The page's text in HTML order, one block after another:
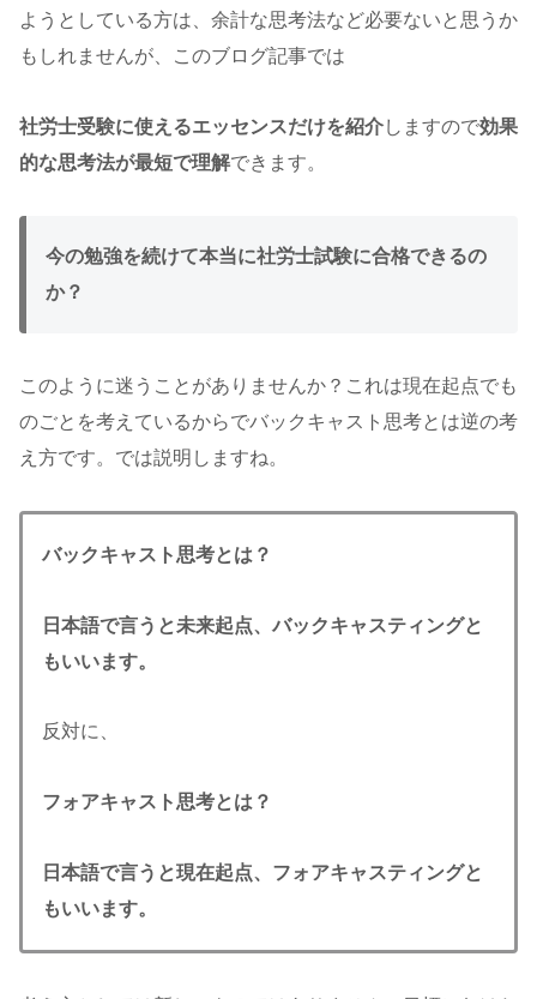
ようとしている方は、余計な思考法など必要ないと思うか
もしれませんが、このブログ記事では
社労士受験に使えるエッセンスだけを紹介しますので効果
的な思考法が最短で理解できます。
今の勉強を続けて本当に社労士試験に合格できるの
か？
このように迷うことがありませんか？これは現在起点でも
のごとを考えているからでバックキャスト思考とは逆の考
え方です。では説明しますね。
バックキャスト思考とは？
日本語で言うと未来起点、バックキャスティングと
もいいます。
反対に、
フォアキャスト思考とは？
日本語で言うと現在起点、フォアキャスティングと
もいいます。